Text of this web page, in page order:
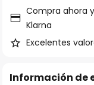
Compra ahora
Klarna
Excelentes
Información de